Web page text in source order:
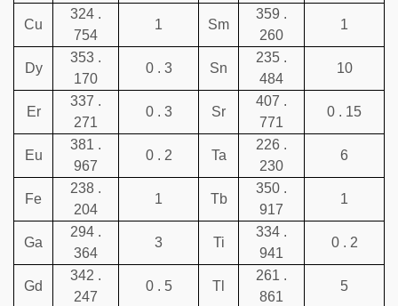
Cu
324 .
754
1 Sm
359 .
260
1
Dy
353 .
170
0 . 3 Sn
235 .
484
10
Er
337 .
271
0 . 3 Sr
407 .
771
0 . 15
Eu
381 .
967
0 . 2 Ta
226 .
230
6
Fe
238 .
204
1 Tb
350 .
917
1
Ga
294 .
364
3 Ti
334 .
941
0 . 2
Gd
342 .
247
0 . 5 Tl
261 .
861
5